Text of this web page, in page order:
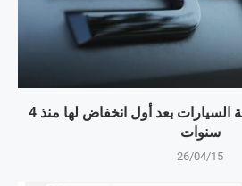
شركة BYD تحذر صناعة السيارات بعد أول انخفاض لها منذ 4
سنوات
26/04/15